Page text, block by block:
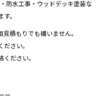
防水工事・ウッドデッキ塗装な
。
積もりでも構いません。
さい。
ださい。
ー